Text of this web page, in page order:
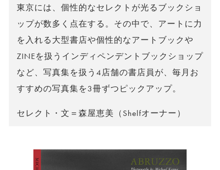
東京には、個性的なセレクトが光るブックショ
ップが数多く点在する。その中で、アートに力
を入れる大型書店や個性的なアートブックや
ZINEを扱うインディペンデントブックショップ
など、写真集を扱う4店舗の書店員が、毎月お
すすめの写真集を3冊ずつピックアップ。
セレクト・文＝森屋恵美（Shelfオーナー）